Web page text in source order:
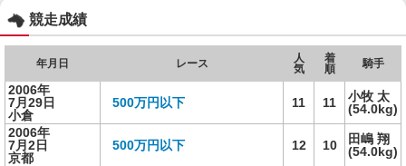
競走成績
年月日 レース
人
気
着
順
騎手
2006年
7月29日
小倉
500万円以下 11 11
小牧 太
(54.0kg)
2006年
7月2日
京都
500万円以下 12 10
田嶋 翔
(54.0kg)